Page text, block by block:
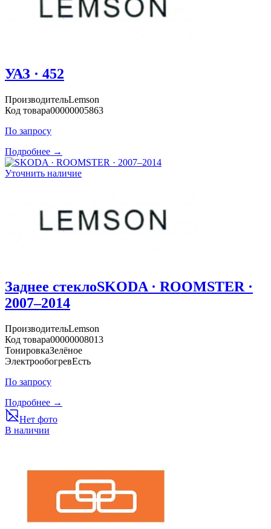
УАЗ · 452
ПроизводительLemson
Код товара00000005863
По запросу
Подробнее →
Уточнить наличие
Заднее стеклоSKODA · ROOMSTER ·
2007–2014
ПроизводительLemson
Код товара00000008013
ТонировкаЗелёное
ЭлектрообогревЕсть
По запросу
Подробнее →
Нет фото
В наличии